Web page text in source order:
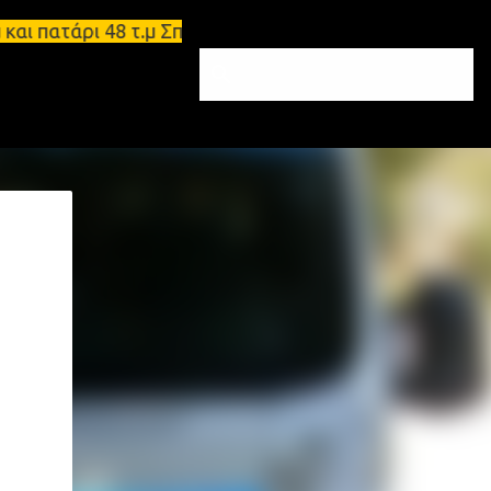
48 τ.μ Σπάρτη - Ενοικιάζεται